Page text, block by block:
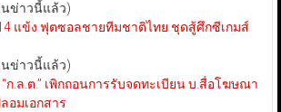
นข่าวนี้แล้ว)
แข้ง ฟุตซอลชายทีมชาติไทย ชุดสู้ศึกซีเกมส์
นข่าวนี้แล้ว)
ก.ล.ต.” เพิกถอนการรับจดทะเบียน บ.สื่อโฆษณา
อมเอกสาร